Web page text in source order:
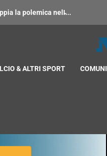
la polemica nell̵...
& ALTRI SPORT COMUNI